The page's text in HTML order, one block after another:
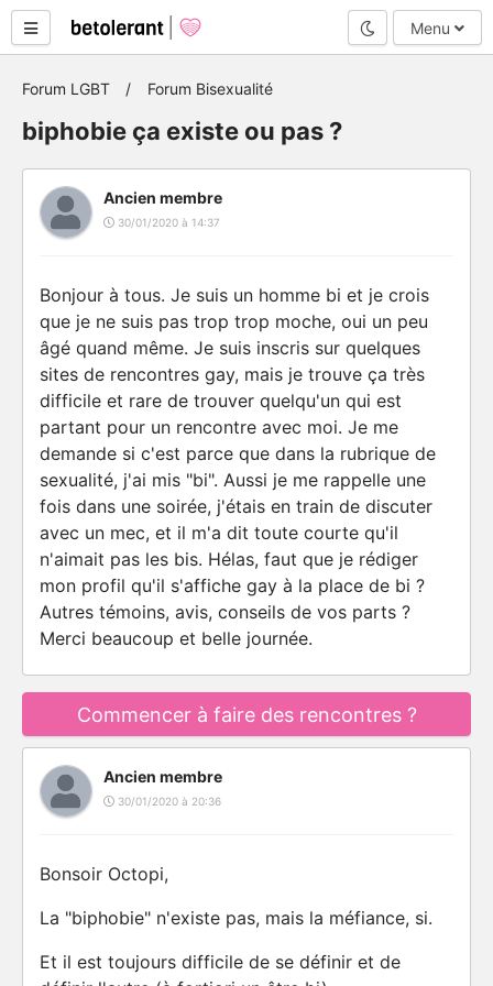
Mode nuit
Menu
Forum LGBT Forum Bisexualité
biphobie ça existe ou pas ?
Ancien membre
30/01/2020 à 14:37
Bonjour à tous. Je suis un homme bi et je crois
que je ne suis pas trop trop moche, oui un peu
âgé quand même. Je suis inscris sur quelques
sites de rencontres gay, mais je trouve ça très
difficile et rare de trouver quelqu'un qui est
partant pour un rencontre avec moi. Je me
demande si c'est parce que dans la rubrique de
sexualité, j'ai mis "bi". Aussi je me rappelle une
fois dans une soirée, j'étais en train de discuter
avec un mec, et il m'a dit toute courte qu'il
n'aimait pas les bis. Hélas, faut que je rédiger
mon profil qu'il s'affiche gay à la place de bi ?
Autres témoins, avis, conseils de vos parts ?
Merci beaucoup et belle journée.
Commencer à faire des rencontres ?
Ancien membre
30/01/2020 à 20:36
Bonsoir Octopi,
La "biphobie" n'existe pas, mais la méfiance, si.
Et il est toujours difficile de se définir et de